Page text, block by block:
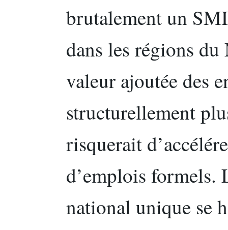
brutalement un
dans les régions
valeur ajoutée des
structurellement
risquerait
d’emplois formels.
national unique se